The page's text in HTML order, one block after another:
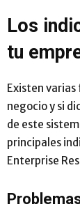
Los
tu
Existen
negocio y si
de este
principales
Enterprise